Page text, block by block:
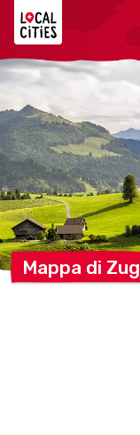
Mappa di Zug